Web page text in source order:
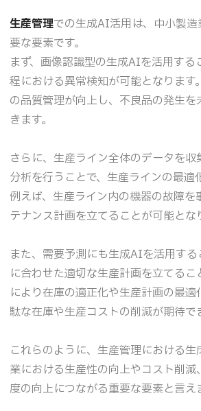
生産管理での生成AI活用は、中小製
要な要素です。
まず、画像認識型の生成AIを活用す
程における異常検知が可能となります
の品質管理が向上し、不良品の発生
きます。
さらに、生産ライン全体のデータを
分析を行うことで、生産ラインの最適
例えば、生産ライン内の機器の故障を
テナンス計画を立てることが可能とな
また、需要予測にも生成AIを活用す
に合わせた適切な生産計画を立てるこ
により在庫の適正化や生産計画の最
駄な在庫や生産コストの削減が期待で
これらのように、生産管理における
業における生産性の向上やコスト削
度の向上につながる重要な要素と言え